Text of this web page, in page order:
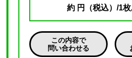
約 円（税込）/1
この内容で
問い合わせる